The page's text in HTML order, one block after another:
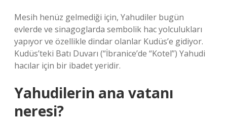
Mesih henüz gelmediği için, Yahudiler bugün
evlerde ve sinagoglarda sembolik hac yolculukları
yapıyor ve özellikle dindar olanlar Kudüs’e gidiyor.
Kudüs’teki Batı Duvarı (“İbranice’de “Kotel”) Yahudi
hacılar için bir ibadet yeridir.
Yahudilerin ana vatanı
neresi?